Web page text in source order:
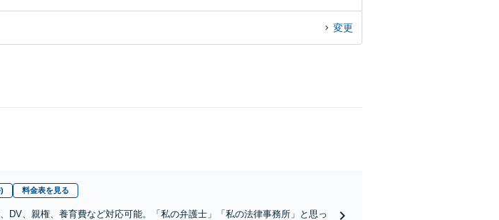
変更
料金表を見る
DV、親権、養育費など対応可能。「私の弁護士」「私の法律事務所」と思っ